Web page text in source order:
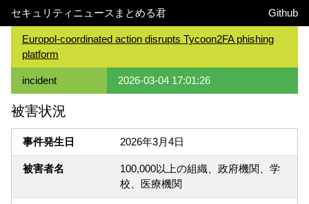
セキュリティニュースまとめる君 Github
Europol-coordinated action disrupts Tycoon2FA phishing
platform
incident 2026-03-04 17:01:26
被害状況
事件発生日 2026年3月4日
被害者名
100,000以上の組織、政府機関、学
校、医療機関